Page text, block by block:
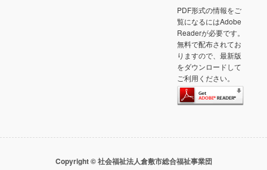
PDF形式の情報をご
覧になるにはAdobe
Readerが必要です。
無料で配布されてお
りますので、最新版
をダウンロードして
ご利用ください。
Copyright © 社会福祉法人倉敷市総合福祉事業団